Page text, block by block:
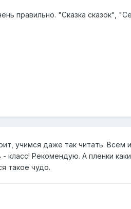
правильно. "Сказка сказок",
учимся даже так читать. Всем
Рекомендую. А пленки
такое чудо.